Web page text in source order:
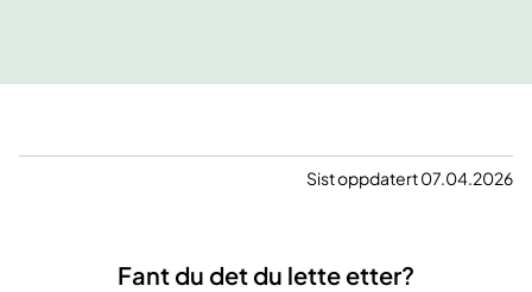
Sist oppdatert 07.04.2026
Fant du det du lette etter?